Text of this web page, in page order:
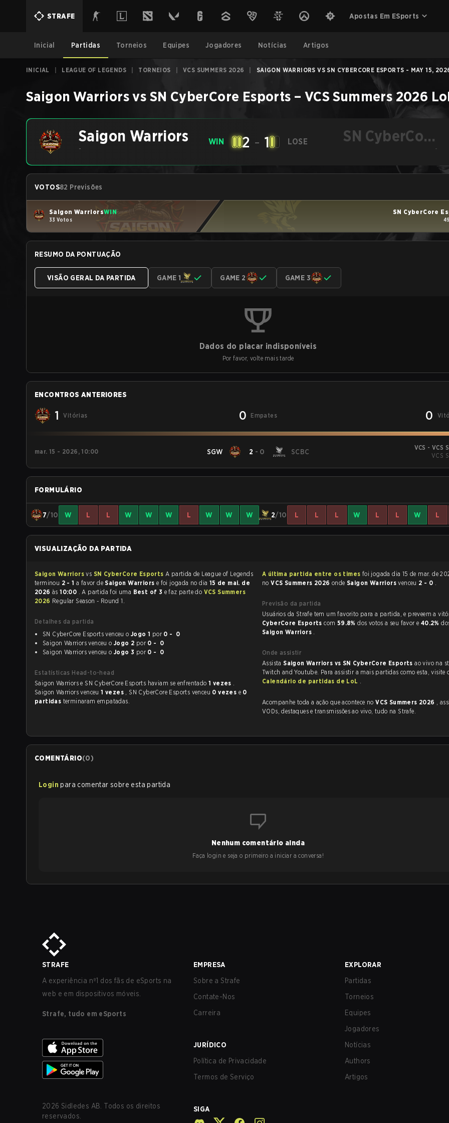
STRAFE Apostas Em ESports
Inicial Partidas Torneios Equipes Jogadores Notícias Artigos
INICIAL LEAGUE OF LEGENDS TORNEIOS VCS SUMMERS 2026 SAIGON WARRIORS VS SN CYBERCORE ESPORTS - MAY 15,
Saigon Warriorsvs SN CyberCore Esports – VCS Summers 2026
Saigon Warriors
-
WIN 2 - 1 LOSE
SN CyberCore
Esports-
VOTOS82 Previsões
Saigon WarriorsWIN
33 Votos
SN CyberCore
RESUMO DA PONTUAÇÃO
VISÃO GERAL DA PARTIDA GAME 1 GAME 2 GAME 3
Dados do placar indisponíveis
Por favor, volte mais tarde
ENCONTROS ANTERIORES
1 Vitórias 0 Empates 0
mar. 15 - 2026, 10:00 SGW 2 - 0 SCBC
VCS - VCS
VCS
FORMULÁRIO
7/10 W L L W W W L W W W 2/10 L L L W L L W L
VISUALIZAÇÃO DA PARTIDA
Saigon Warriorsvs SN CyberCore Esports A partida de League of Legends
terminou 2 - 1 a favor deSaigon Warriors e foi jogada no dia 15 de mai. de
2026 às10:00 . A partida foi uma Best of 3 e faz parte do VCS Summers
2026 Regular Season - Round 1.
Detalhes da partida
SN CyberCore Esports venceu o Jogo 1 por
0 - 0
Saigon Warriors venceu o Jogo 2 por
0 - 0
Saigon Warriors venceu o Jogo 3 por 0 - 0
Estatísticas Head-to-head
Saigon Warriors e SN CyberCore Esports haviam se enfrentado 1 vezes .
Saigon Warriors venceu1 vezes , SN CyberCore Esports venceu 0 vezes e 0
partidas terminaram empatadas.
A última partida entre os times
noVCS Summers 2026 onde Saigon Warriorsvenceu 2 - 0 .
Previsão da partida
Usuários da Strafe tem um favorito para a partida, e
CyberCore Esportscom 59.8%dos votos a seu favor e 40.2%
Saigon Warriors .
Onde assistir
AssistaSaigon Warriors vs SN CyberCore Esportsao vivo na
Twitch and Youtube. Para assistir a mais partidas como esta, visite
Calendário de partidas de LoL .
Acompanhe toda a ação que acontece noVCS Summers 2026 , assim
VODs, destaques e transmissões ao vivo, tudo na Strafe.
COMENTÁRIO(0)
Login para comentar sobre esta partida
Nenhum comentário ainda
Faça login e seja o primeiro a iniciar a conversa!
STRAFE
A experiência nº1 dos fãs de eSports na
web e em dispositivos móveis.
Strafe, tudo em eSports
2026 Sidledes AB. Todos os direitos
reservados.
EMPRESA
Sobre a Strafe
Contate-Nos
Carreira
JURÍDICO
Política de Privacidade
Termos de Serviço
SIGA
EXPLORAR
Partidas
Torneios
Equipes
Jogadores
Notícias
Authors
Artigos